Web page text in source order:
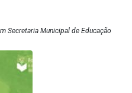
Secretaria Municipal de Educação